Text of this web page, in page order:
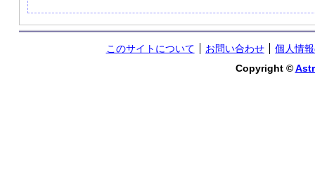
このサイトについて お問い合わせ
個人情
Copyright ©